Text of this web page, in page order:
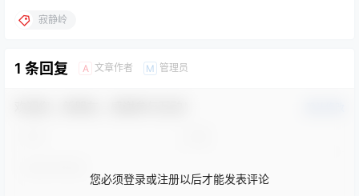
寂静岭
1 条回复 A 文章作者 M 管理员
您必须登录或注册以后才能发表评论